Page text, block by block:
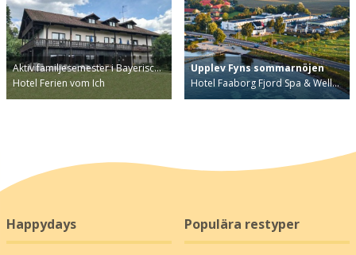
Aktiv familjesemester i Bayerisc…
Hotel Ferien vom Ich
Upplev Fyns sommarnöjen
Hotel Faaborg Fjord Spa & Well…
Happydays Populära restyper